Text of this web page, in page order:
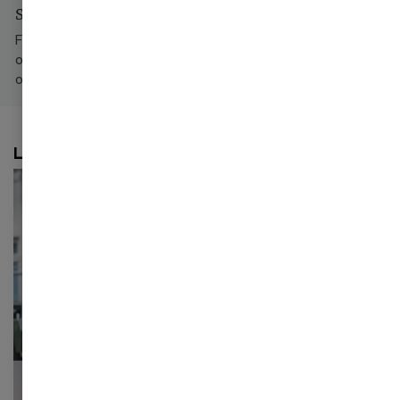
S/4HANA - SAP Business Integrator
Forøg værdien af din SAP-platform. Læs mere
om, hvordan PwC kan hjælpe jer med S/4HANA
og SAP Business Integrator.
Læs mere